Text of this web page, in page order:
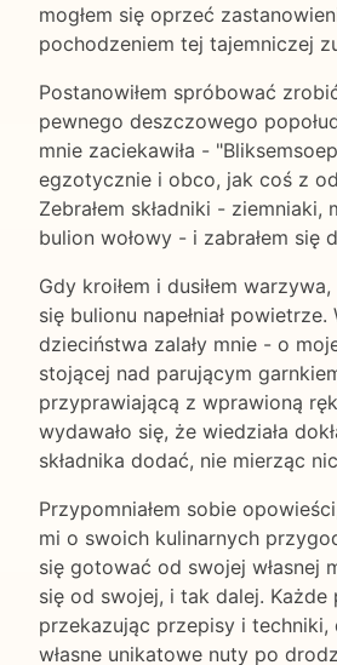
mogłem się oprzeć
pochodzeniem tej tajemniczej
Postanowiłem spróbować
pewnego deszczowego
mnie zaciekawiła -
egzotycznie i obco, jak coś z
Zebrałem składniki - ziemniaki,
bulion wołowy - i zabrałem się
Gdy kroiłem i dusiłem
się bulionu napełniał powietrze.
dzieciństwa zalały mnie - o
stojącej nad parującym
przyprawiającą z wprawioną
wydawało się, że wiedziała
składnika dodać, nie mierząc
Przypomniałem sobie
mi o swoich kulinarnych
się gotować od swojej własnej
się od swojej, i tak dalej. Każde
przekazując przepisy i techniki,
własne unikatowe nuty po